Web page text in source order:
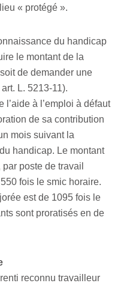
« protégé ».
du handicap
le montant de la
de demander une
L. 5213-11).
l’aide à l’emploi à défaut
de sa contribution
mois suivant la
handicap. Le montant
poste de travail
fois le smic horaire.
est de 1095 fois le
sont proratisés en de
reconnu travailleur